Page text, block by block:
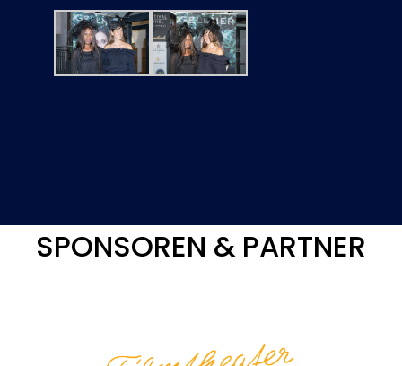
SPONSOREN & PARTNER